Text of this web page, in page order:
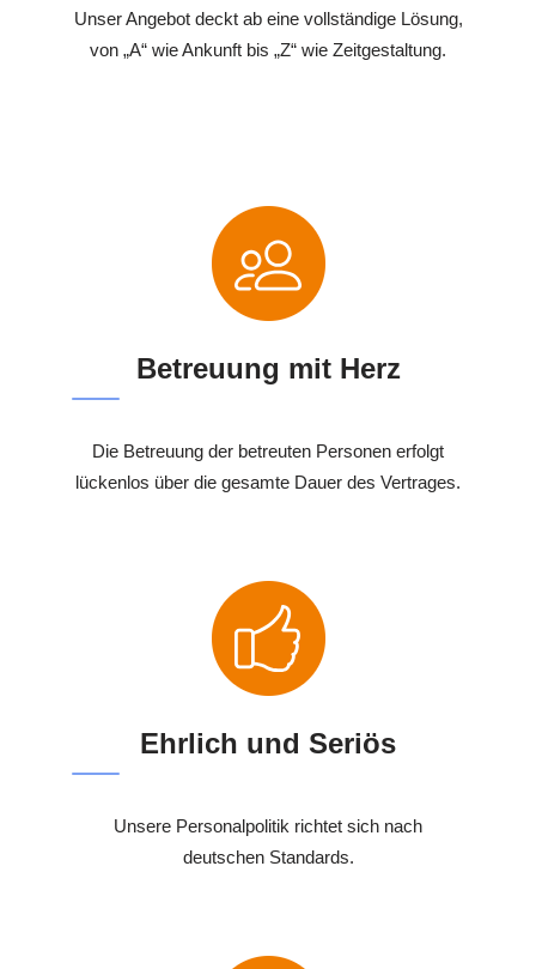
Unser Angebot deckt ab eine vollständige Lösung,
von „A“ wie Ankunft bis „Z“ wie Zeitgestaltung.
Betreuung mit Herz
Die Betreuung der betreuten Personen erfolgt
lückenlos über die gesamte Dauer des Vertrages.
Ehrlich und Seriös
Unsere Personalpolitik richtet sich nach
deutschen Standards.